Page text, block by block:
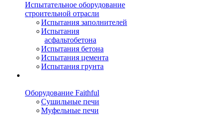
Испытательное оборудование
строительной отрасли
Испытания заполнителей
Испытания
асфальтобетона
Испытания бетона
Испытания цемента
Испытания грунта
Оборудование Faithful
Сушильные печи
Муфельные печи